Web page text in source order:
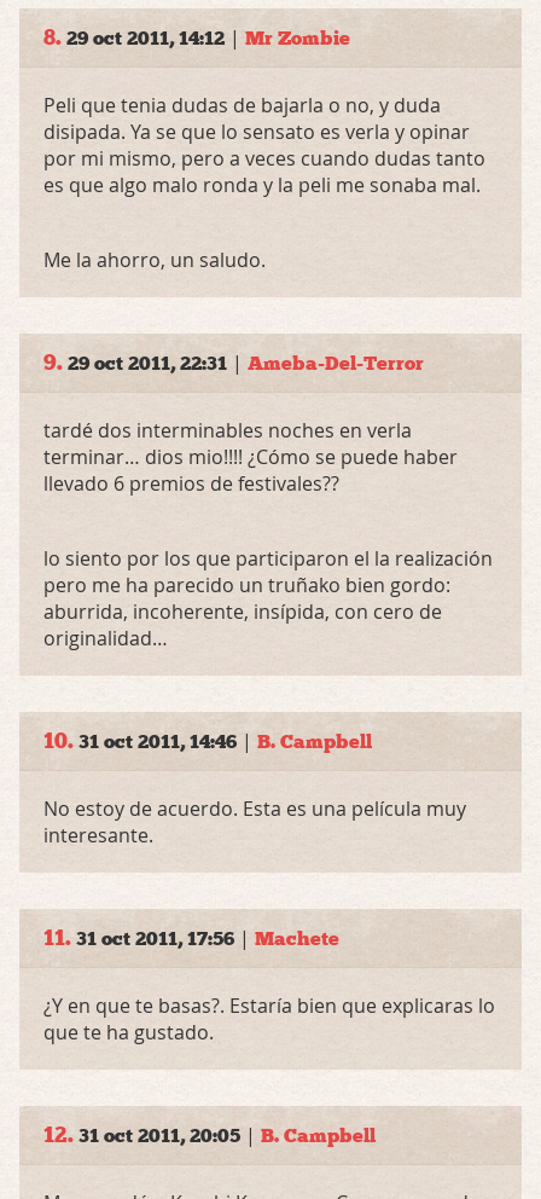
8. 29 oct 2011, 14:12 | Mr Zombie
Peli que tenia dudas de bajarla o no, y duda
disipada. Ya se que lo sensato es verla y opinar
por mi mismo, pero a veces cuando dudas tanto
es que algo malo ronda y la peli me sonaba mal.
Me la ahorro, un saludo.
9. 29 oct 2011, 22:31 | Ameba-Del-Terror
tardé dos interminables noches en verla
terminar… dios mio!!!! ¿Cómo se puede haber
llevado 6 premios de festivales??
lo siento por los que participaron el la realización
pero me ha parecido un truñako bien gordo:
aburrida, incoherente, insípida, con cero de
originalidad…
10. 31 oct 2011, 14:46 | B. Campbell
No estoy de acuerdo. Esta es una película muy
interesante.
11. 31 oct 2011, 17:56 | Machete
¿Y en que te basas?. Estaría bien que explicaras lo
que te ha gustado.
12. 31 oct 2011, 20:05 | B. Campbell